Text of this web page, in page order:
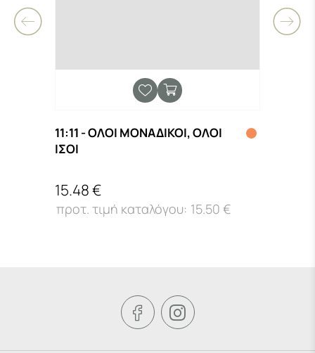
11:11 - ΟΛΟΙ ΜΟΝΑΔΙΚΟΙ, ΟΛΟΙ
ΙΣΟΙ
15.48 €
15.50 €
 